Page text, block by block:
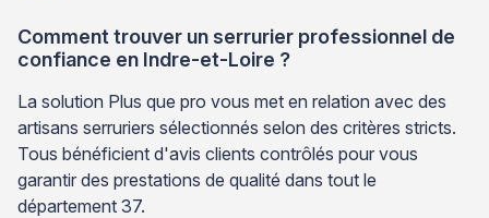
Comment trouver un serrurier professionnel de
confiance en Indre-et-Loire ?
La solution Plus que pro vous met en relation avec des
artisans serruriers sélectionnés selon des critères stricts.
Tous bénéficient d'avis clients contrôlés pour vous
garantir des prestations de qualité dans tout le
département 37.